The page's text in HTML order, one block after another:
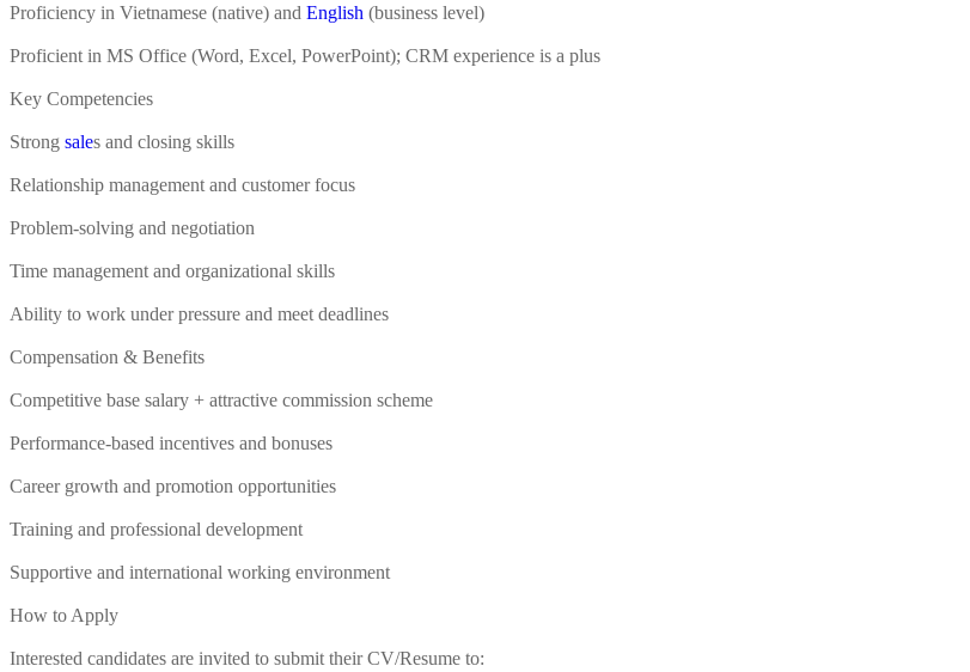
Proficiency in Vietnamese (native) and English (business level)
Proficient in MS Office (Word, Excel, PowerPoint); CRM experience is a plus
Key Competencies
Strong sales and closing skills
Relationship management and customer focus
Problem-solving and negotiation
Time management and organizational skills
Ability to work under pressure and meet deadlines
Compensation & Benefits
Competitive base salary + attractive commission scheme
Performance-based incentives and bonuses
Career growth and promotion opportunities
Training and professional development
Supportive and international working environment
How to Apply
Interested candidates are invited to submit their CV/Resume to: